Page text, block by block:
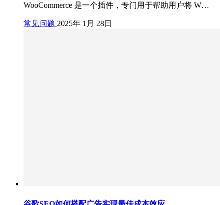
WooCommerce 是一个插件，专门用于帮助用户将 W…
常见问题 2025年 1月 28日